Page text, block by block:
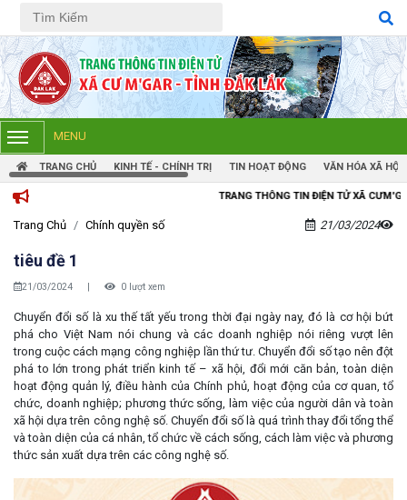
Tiếng Việt Tiếng Anh
MENU
TRANG CHỦ KINH TẾ - CHÍNH TRỊ TIN HOẠT ĐỘNG VĂN HÓA XÃ HỘI
TRANG THÔNG TIN ĐIỆN TỬ XÃ CƯM'GAR, TỈNH ĐẮK LẮK
Trang Chủ Chính quyền số 21/03/2024
tiêu đề 1
21/03/2024 | 0 lượt xem
Chuyển đổi số là xu thế tất yếu trong thời đại ngày nay, đó là cơ hội bứt
phá cho Việt Nam nói chung và các doanh nghiệp nói riêng vượt lên
trong cuộc cách mạng công nghiệp lần thứ tư. Chuyển đổi số tạo nên đột
phá to lớn trong phát triển kinh tế – xã hội, đổi mới căn bản, toàn diện
hoạt động quản lý, điều hành của Chính phủ, hoạt động của cơ quan, tổ
chức, doanh nghiệp; phương thức sống, làm việc của người dân và toàn
xã hội dựa trên công nghệ số. Chuyển đổi số là quá trình thay đổi tổng thể
và toàn diện của cá nhân, tổ chức về cách sống, cách làm việc và phương
thức sản xuất dựa trên các công nghệ số.